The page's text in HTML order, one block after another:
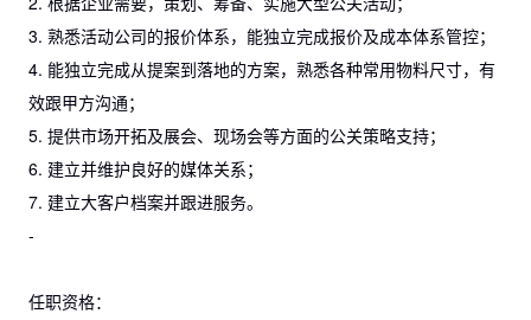
3. 熟悉活动公司的报价体系，能独立完成报价及成本体系管控；
4. 能独立完成从提案到落地的方案，熟悉各种常用物料尺寸，有
效跟甲方沟通；
5. 提供市场开拓及展会、现场会等方面的公关策略支持；
6. 建立并维护良好的媒体关系；
7. 建立大客户档案并跟进服务。
-
任职资格：